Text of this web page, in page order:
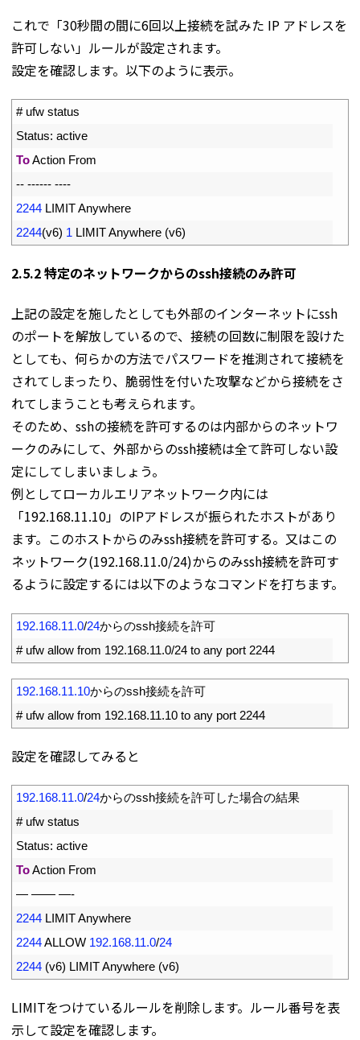
これで「30秒間の間に6回以上接続を試みた IP アドレスを
許可しない」ルールが設定されます。
設定を確認します。以下のように表示。
# ufw status
Status: active
ToAction From
-- ------ ----
2244 LIMIT Anywhere
2244(v6) 1 LIMIT Anywhere (v6)
2.5.2 特定のネットワークからのssh接続のみ許可
上記の設定を施したとしても外部のインターネットにssh
のポートを解放しているので、接続の回数に制限を設けた
としても、何らかの方法でパスワードを推測されて接続を
されてしまったり、脆弱性を付いた攻撃などから接続をさ
れてしまうことも考えられます。
そのため、sshの接続を許可するのは内部からのネットワ
ークのみにして、外部からのssh接続は全て許可しない設
定にしてしまいましょう。
例としてローカルエリアネットワーク内には
「192.168.11.10」のIPアドレスが振られたホストがあり
ます。このホストからのみssh接続を許可する。又はこの
ネットワーク(192.168.11.0/24)からのみssh接続を許可す
るように設定するには以下のようなコマンドを打ちます。
192.168.11.0/24からのssh接続を許可
# ufw allow from 192.168.11.0/24 to any port 2244
192.168.11.10からのssh接続を許可
# ufw allow from 192.168.11.10 to any port 2244
設定を確認してみると
192.168.11.0/24からのssh接続を許可した場合の結果
# ufw status
Status: active
ToAction From
— —— —-
2244 LIMIT Anywhere
2244ALLOW 192.168.11.0/24
2244 (v6) LIMIT Anywhere (v6)
LIMITをつけているルールを削除します。ルール番号を表
示して設定を確認します。